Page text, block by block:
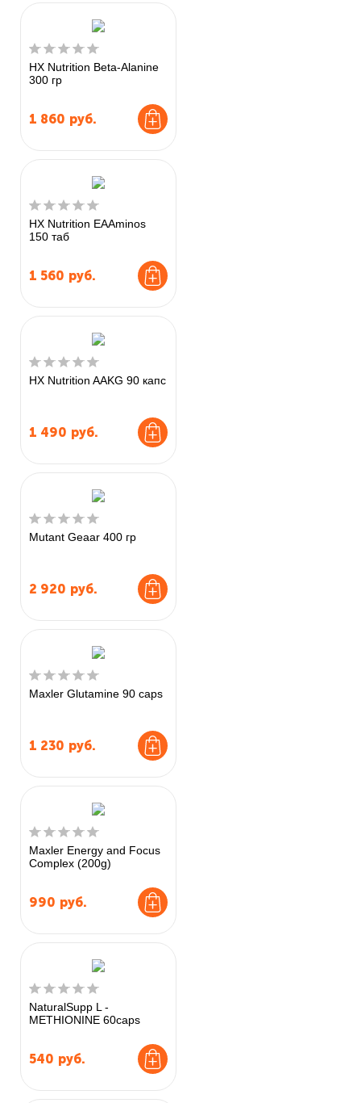
HX Nutrition Beta-Alanine
300 гр
1 860 руб.
HX Nutrition EAAminos
150 таб
1 560 руб.
HX Nutrition AAKG 90 капс
1 490 руб.
Mutant Geaar 400 гр
2 920 руб.
Maxler Glutamine 90 caps
1 230 руб.
Maxler Energy and Focus
Complex (200g)
990 руб.
NaturalSupp L -
METHIONINE 60caps
540 руб.